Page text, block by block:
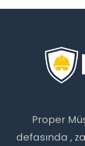
Proper
defasında ,